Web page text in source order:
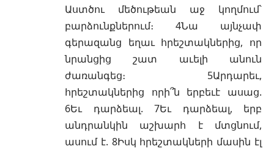
Աստծու մեծութեան աջ կողմում՝
բարձունքներում։ 4Նա այնչափ
գերազանց եղաւ հրեշտակներից, որ
նրանցից շատ աւելի անուն
ժառանգեց։ 5Արդարեւ,
հրեշտակներից որի՞ն երբեւէ ասաց.
6Եւ դարձեալ. 7Եւ դարձեալ, երբ
անդրանկին աշխարհ է մտցնում,
ասում է. 8Իսկ հրեշտակների մասին էլ